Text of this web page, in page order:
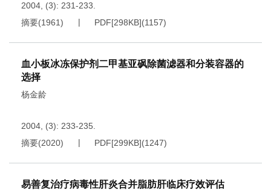
2004, (3): 231-233.
摘要(1961) PDF[298KB](1157)
血小板冰冻保护剂二甲基亚砜除菌滤器和分装容器的
选择
杨金龄
2004, (3): 233-235.
摘要(2020) PDF[299KB](1247)
易善复治疗病毒性肝炎合并脂肪肝临床疗效评估